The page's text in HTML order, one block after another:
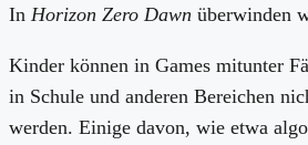
In Horizon Zero Dawn überwinden
Kinder können in Games mitunter
in Schule und anderen Bereichen
werden. Einige davon, wie etwa